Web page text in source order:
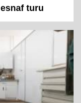
turu